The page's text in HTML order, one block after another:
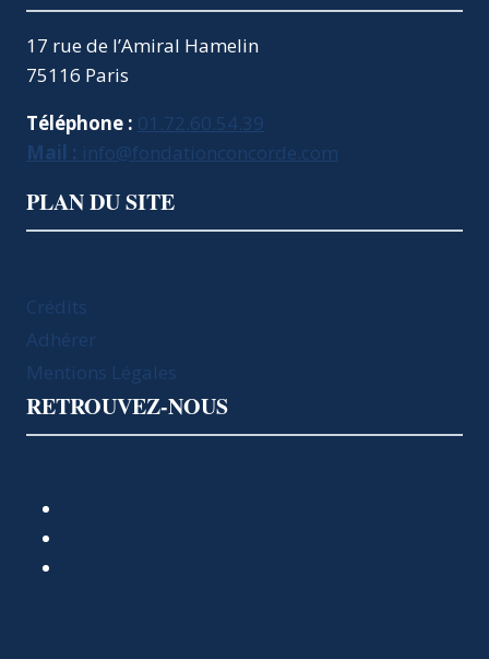
17 rue de l’Amiral Hamelin
75116 Paris
Téléphone : 01.72.60.54.39
Mail : info@fondationconcorde.com
PLAN DU SITE
Crédits
Adhérer
Mentions Légales
RETROUVEZ-NOUS